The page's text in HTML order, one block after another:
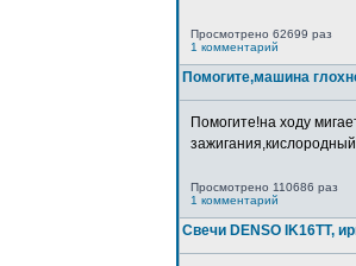
Просмотрено 62699 раз
1 комментарий
Помогите,машина
Помогите!на ходу
Просмотрено 110686 раз
1 комментарий
Свечи DENSO IK16TT,